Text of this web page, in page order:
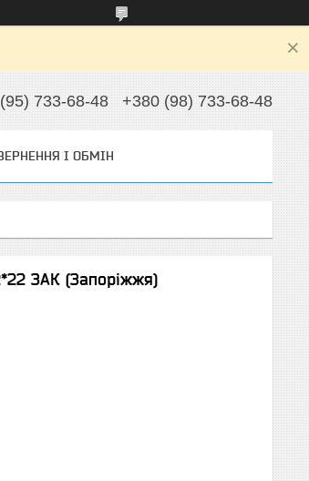
733-68-48 +380 (98) 733-68-48
І ОБМІН
ЗАК (Запоріжжя)